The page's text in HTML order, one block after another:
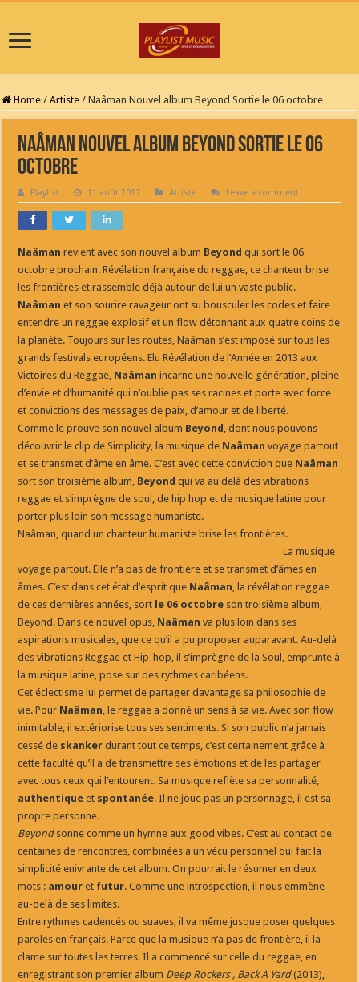
Home / Artiste / Naâman Nouvel album Beyond Sortie le 06 octobre
Naâman Nouvel album Beyond Sortie le 06
octobre
Playlist 11 août 2017 Artiste Leave a comment
Naâman revient avec son nouvel album Beyond qui sort le 06
octobre prochain. Révélation française du reggae, ce chanteur brise
les frontières et rassemble déjà autour de lui un vaste public.
Naâman et son sourire ravageur ont su bousculer les codes et faire
entendre un reggae explosif et un flow détonnant aux quatre coins de
la planète. Toujours sur les routes, Naâman s’est imposé sur tous les
grands festivals européens. Elu Révélation de l’Année en 2013 aux
Victoires du Reggae, Naâman incarne une nouvelle génération, pleine
d’envie et d’humanité qui n’oublie pas ses racines et porte avec force
et convictions des messages de paix, d’amour et de liberté.
Comme le prouve son nouvel album Beyond , dont nous pouvons
découvrir le clip de Simplicity, la musique de Naâman voyage partout
et se transmet d’âme en âme. C’est avec cette conviction que Naâman
sort son troisième album, Beyond qui va au delà des vibrations
reggae et s’imprègne de soul, de hip hop et de musique latine pour
porter plus loin son message humaniste.
Naâman, quand un chanteur humaniste brise les frontières.
La musique
voyage partout. Elle n’a pas de frontière et se transmet d’âmes en
âmes. C’est dans cet état d’esprit que Naâman, la révélation reggae
de ces dernières années, sort le 06 octobre son troisième album,
Beyond. Dans ce nouvel opus, Naâmanva plus loin dans ses
aspirations musicales, que ce qu’il a pu proposer auparavant. Au-delà
des vibrations Reggae et Hip-hop, il s’imprègne de la Soul, emprunte à
la musique latine, pose sur des rythmes caribéens.
Cet éclectisme lui permet de partager davantage sa philosophie de
vie. Pour Naâman, le reggae a donné un sens à sa vie. Avec son flow
inimitable, il extériorise tous ses sentiments. Si son public n’a jamais
cessé de skankerdurant tout ce temps, c’est certainement grâce à
cette faculté qu’il a de transmettre ses émotions et de les partager
avec tous ceux qui l’entourent. Sa musique reflète sa personnalité,
authentiqueet spontanée. Il ne joue pas un personnage, il est sa
propre personne.
Beyond sonne comme un hymne aux good vibes. C’est au contact de
centaines de rencontres, combinées à un vécu personnel qui fait la
simplicité enivrante de cet album. On pourrait le résumer en deux
mots : amouret futur. Comme une introspection, il nous emmène
au-delà de ses limites.
Entre rythmes cadencés ou suaves, il va même jusque poser quelques
paroles en français. Parce que la musique n’a pas de frontière, il la
clame sur toutes les terres. Il a commencé sur celle du reggae, en
enregistrant son premier album Deep Rockers , Back A Yard(2013),